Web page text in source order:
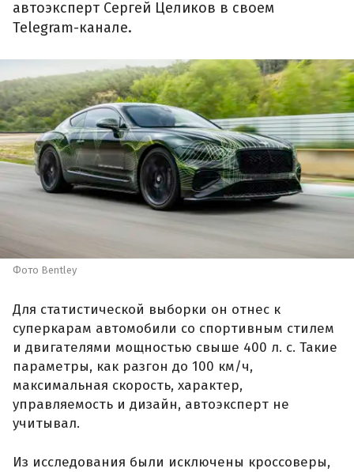
автоэксперт Сергей Целиков в своем
Telegram-канале.
Фото Bentley
Для статистической выборки он отнес к
суперкарам автомобили со спортивным стилем
и двигателями мощностью свыше 400 л. с. Такие
параметры, как разгон до 100 км/ч,
максимальная скорость, характер,
управляемость и дизайн, автоэксперт не
учитывал.
Из исследования были исключены кроссоверы,